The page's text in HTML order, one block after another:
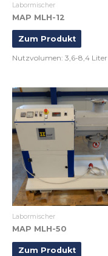
Labormischer
MAP MLH-12
Zum Produkt
Nutzvolumen: 3,6-8,4 Liter
Labormischer
MAP MLH-50
Zum Produkt